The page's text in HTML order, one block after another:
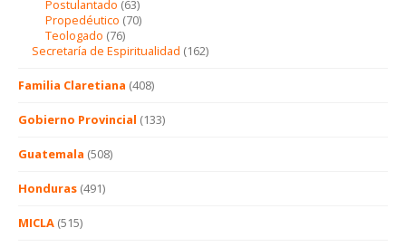
Postulantado (63)
Propedéutico (70)
Teologado (76)
Secretaría de Espiritualidad (162)
Familia Claretiana (408)
Gobierno Provincial (133)
Guatemala (508)
Honduras (491)
MICLA (515)